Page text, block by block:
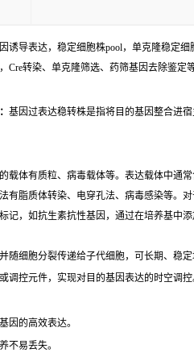
诱导表达，稳定细胞株pool，单克隆稳定
转染、单克隆筛选、药筛基因去除鉴定等
基因过表达稳转株是指将目的基因整合进
体有质粒、病毒载体等。表达载体中通
脂质体转染、电穿孔法、病毒感染等。
，如抗生素抗性基因，通过在培养基中
细胞分裂传递给子代细胞，可长期、稳
控元件，实现对目的基因表达的时空调控
因的高效表达。
不易丢失。